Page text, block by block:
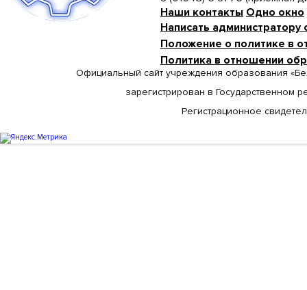
Наши контакты Одно окно
Написать администратору
Положение о политике в
Политика в отношении
Официальный сайт учреждения образования
зарегистрирован в Государственном
Регистрационное